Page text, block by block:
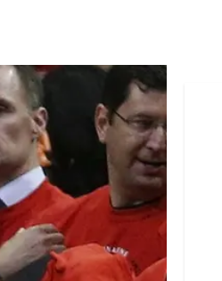
Twitter
Whatsapp